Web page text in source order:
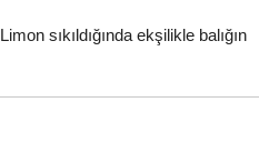
sıkıldığında ekşilikle balığın